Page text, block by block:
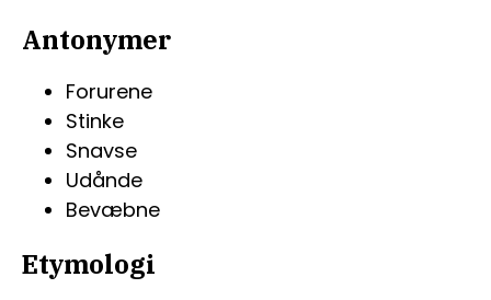
Antonymer
Forurene
Stinke
Snavse
Udånde
Bevæbne
Etymologi